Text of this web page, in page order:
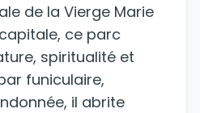
de la Vierge Marie
ce parc
spiritualité et
funiculaire,
il abrite